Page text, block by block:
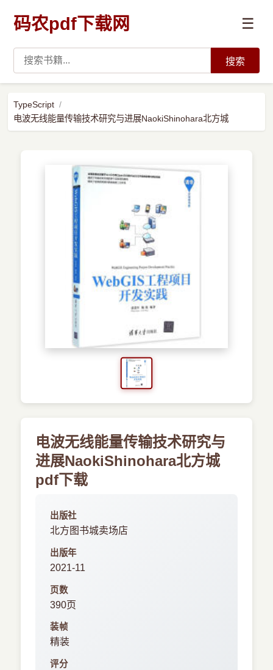
码农pdf下载网 ☰
数据科学与人工智能
搜索
TypeScript
电波无线能量传输技术研究与进展NaokiShinohara北方城
电波无线能量传输技术研究与
进展NaokiShinohara北方城
pdf下载
出版社
北方图书城卖场店
出版年
2021-11
页数
390页
装帧
精装
评分